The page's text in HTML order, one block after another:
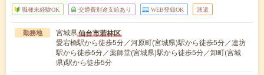
職種未経験OK 交通費別途支給あり WEB登録OK 派遣
勤務地 宮城県仙台市若林区
愛宕橋駅から徒歩5分／河原町(宮城県)駅から徒歩5分／連坊
駅から徒歩5分／薬師堂(宮城県)駅から徒歩5分／卸町(宮城
県)駅から徒歩5分